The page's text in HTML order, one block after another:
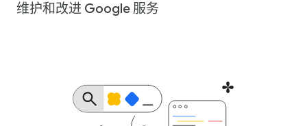
维护和改进 Google 服务